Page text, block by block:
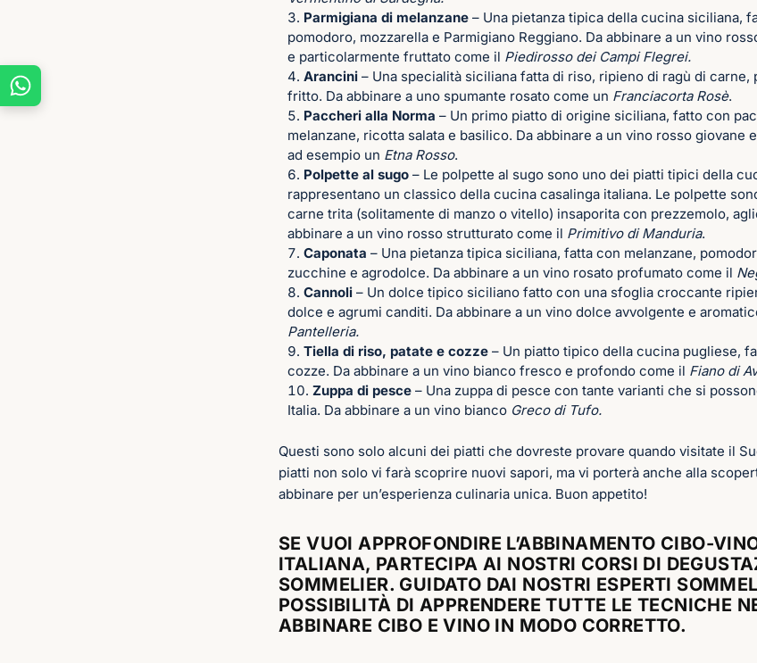
Parmigiana di melanzane – Una pietanza tipica della cucina siciliana,
pomodoro, mozzarella e Parmigiano Reggiano. Da abbinare a un vino
e particolarmente fruttato come il Piedirosso dei Campi Flegrei.
Arancini – Una specialità siciliana fatta di riso, ripieno di ragù di carne,
fritto. Da abbinare a uno spumante rosato come un Franciacorta Rosè.
Paccheri alla Norma – Un primo piatto di origine siciliana, fatto con
melanzane, ricotta salata e basilico. Da abbinare a un vino rosso giovane
ad esempio un Etna Rosso.
Polpette al sugo – Le polpette al sugo sono uno dei piatti tipici della
rappresentano un classico della cucina casalinga italiana. Le polpette
carne trita (solitamente di manzo o vitello) insaporita con prezzemolo,
abbinare a un vino rosso strutturato come il Primitivo di Manduria.
Caponata – Una pietanza tipica siciliana, fatta con melanzane,
zucchine e agrodolce. Da abbinare a un vino rosato profumato come il
Cannoli – Un dolce tipico siciliano fatto con una sfoglia croccante
dolce e agrumi canditi. Da abbinare a un vino dolce avvolgente e
Pantelleria.
Tiella di riso, patate e cozze – Un piatto tipico della cucina pugliese,
cozze. Da abbinare a un vino bianco fresco e profondo come il Fiano di
Zuppa di pesce – Una zuppa di pesce con tante varianti che si
Italia. Da abbinare a un vino bianco Greco di Tufo.
Questi sono solo alcuni dei piatti che dovreste provare quando visitate il
piatti non solo vi farà scoprire nuovi sapori, ma vi porterà anche alla
abbinare per un’esperienza culinaria unica. Buon appetito!
SE VUOI APPROFONDIRE L’ABBINAMENTO CIBO-
ITALIANA, PARTECIPA AI NOSTRI CORSI DI
SOMMELIER. GUIDATO DAI NOSTRI ESPERTI
POSSIBILITÀ DI APPRENDERE TUTTE LE TECNICHE
ABBINARE CIBO E VINO IN MODO CORRETTO.